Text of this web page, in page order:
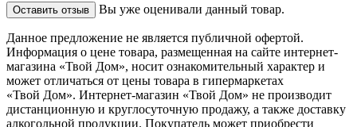
Оставить отзыв Вы уже оценивали данный товар.
Данное предложение не является публичной офертой.
Информация о цене товара, размещенная на сайте интернет-
магазина «Твой Дом», носит ознакомительный характер и
может отличаться от цены товара в гипермаркетах
«Твой Дом». Интернет-магазин «Твой Дом» не производит
дистанционную и круглосуточную продажу, а также доставку
алкогольной продукции. Покупатель может приобрести